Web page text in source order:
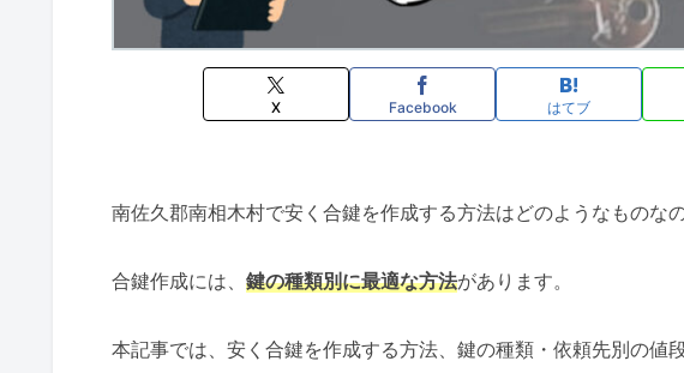
X Facebook はてブ
南佐久郡南相木村で安く合鍵を作成する方法はどのようなものな
合鍵作成には、 鍵の種類別に最適な方法があります。
本記事では、安く合鍵を作成する方法、鍵の種類・依頼先別の値